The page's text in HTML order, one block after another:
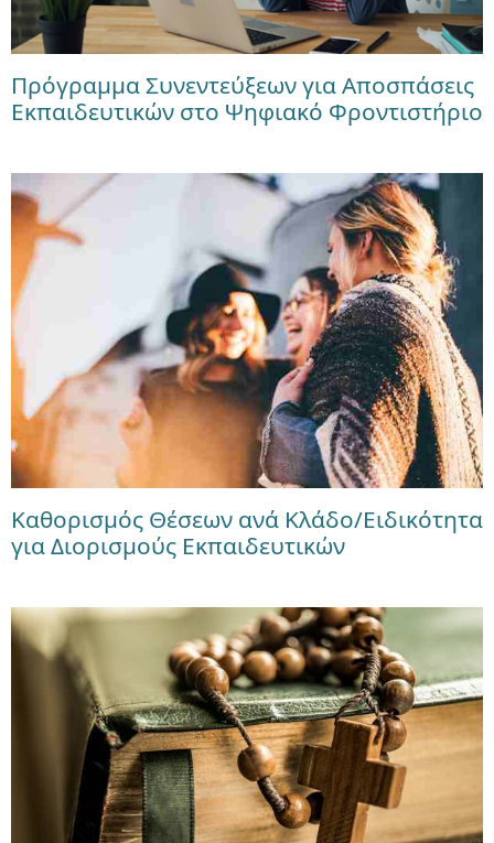
Πρόγραμμα Συνεντεύξεων για Αποσπάσεις
Εκπαιδευτικών στο Ψηφιακό Φροντιστήριο
Καθορισμός Θέσεων ανά Κλάδο/Ειδικότητα
για Διορισμούς Εκπαιδευτικών